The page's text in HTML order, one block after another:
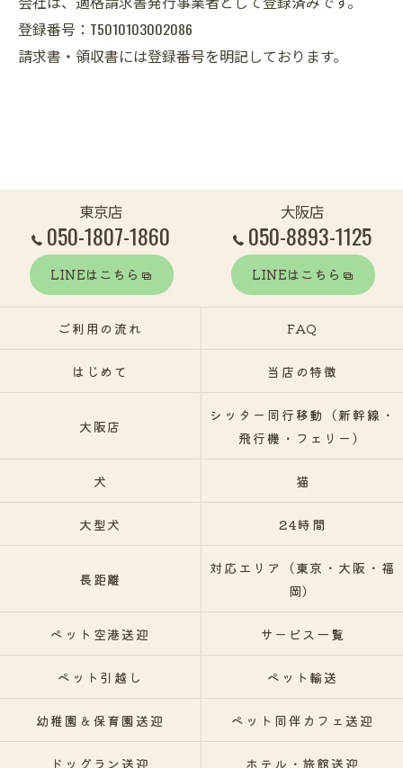
登録番号：T5010103002086
請求書・領収書には登録番号を明記しております。
東京店
050-1807-1860
LINEはこちら
大阪店
050-8893-1125
LINEはこちら
ご利用の流れ FAQ
はじめて 当店の特徴
大阪店
シッター同行移動（新幹線・
飛行機・フェリー）
犬 猫
大型犬 24時間
長距離
対応エリア（東京・大阪・福
岡）
ペット空港送迎 サービス一覧
ペット引越し ペット輸送
幼稚園＆保育園送迎 ペット同伴カフェ送迎
ドッグラン送迎 ホテル・旅館送迎